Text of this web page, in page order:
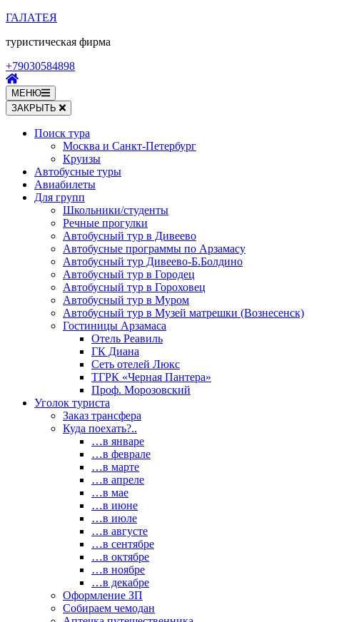
Перейти
содержимому
Enter)
ГАЛАТЕЯ
туристическая фирма
+79030584898
МЕНЮ
ЗАКРЫТЬ
Поиск тура
Москва и Санкт-Петербург
Круизы
Автобусные туры
Авиабилеты
Для групп
Школьники/студенты
Речные прогулки
Автобусный тур в Дивеево
Автобусные программы по Арзамасу
Автобусный тур Дивеево-Б.Болдино
Автобусный тур в Городец
Автобусный тур в Гороховец
Автобусный тур в Муром
Автобусный тур в Музей матрешки (Вознесенск)
Гостиницы Арзамаса
Отель Реавиль
ГК Диана
Сеть отелей Люкс
ТГРК «Черная Пантера»
Проф. Морозовский
Уголок туриста
Заказ трансфера
Куда поехать?..
…в январе
…в феврале
…в марте
…в апреле
…в мае
…в июне
…в июле
…в августе
…в сентябре
…в октябре
…в ноябре
…в декабре
Оформление ЗП
Собираем чемодан